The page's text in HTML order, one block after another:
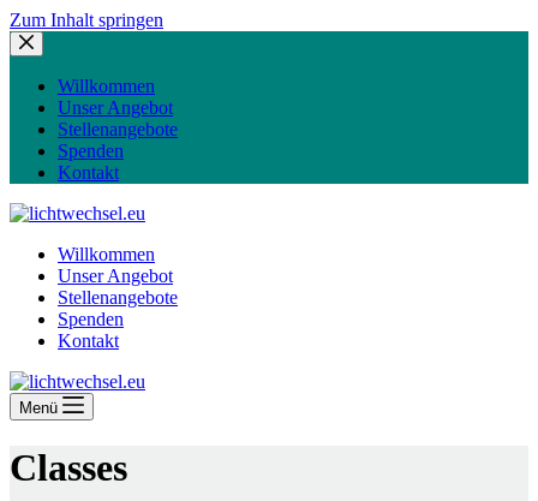
Zum Inhalt springen
Willkommen
Unser Angebot
Stellenangebote
Spenden
Kontakt
Willkommen
Unser Angebot
Stellenangebote
Spenden
Kontakt
Menü
Classes